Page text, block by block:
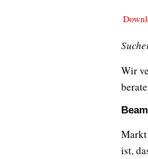
Wir
Markt
ist,